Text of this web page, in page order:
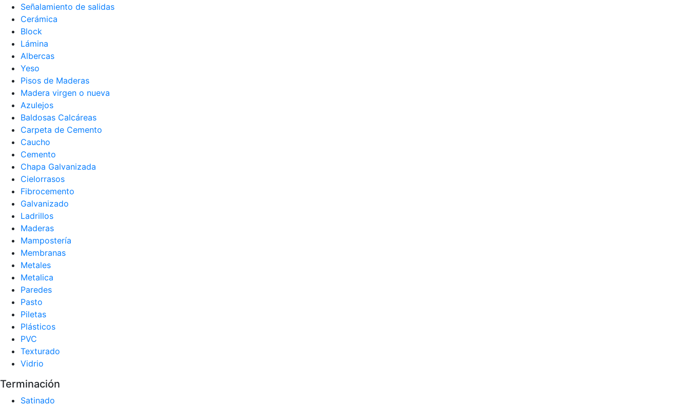
Señalamiento de salidas
Cerámica
Block
Lámina
Albercas
Yeso
Pisos de Maderas
Madera virgen o nueva
Azulejos
Baldosas Calcáreas
Carpeta de Cemento
Caucho
Cemento
Chapa Galvanizada
Cielorrasos
Fibrocemento
Galvanizado
Ladrillos
Maderas
Mampostería
Membranas
Metales
Metalica
Paredes
Pasto
Piletas
Plásticos
PVC
Texturado
Vidrio
Terminación
Satinado